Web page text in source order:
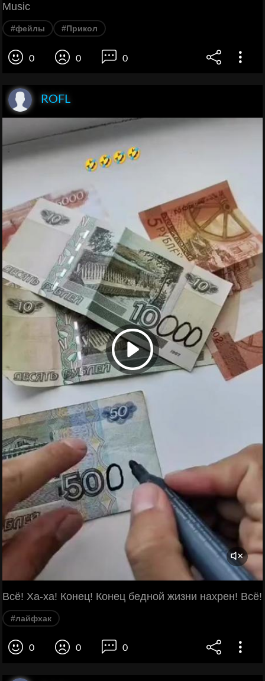
Music
#фейлы #Прикол
0 0 0
ROFL
Всё! Ха-ха! Конец! Конец бедной жизни нахрен! Всё!
#лайфхак
0 0 0